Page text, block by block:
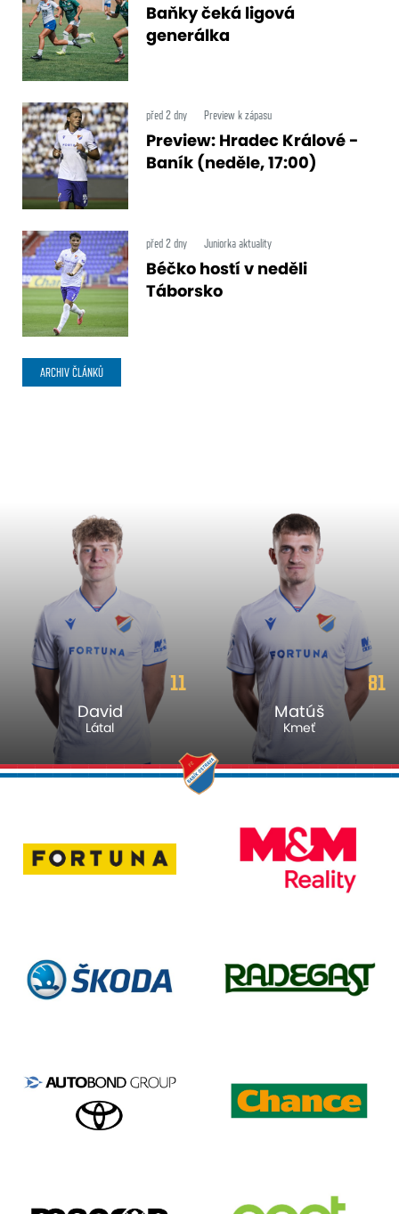
Baňky čeká ligová
generálka
před 2 dny Preview k zápasu
Preview: Hradec Králové -
Baník (neděle, 17:00)
před 2 dny Juniorka aktuality
Béčko hostí v neděli
Táborsko
ARCHIV ČLÁNKŮ
11
David
Látal
81
Matúš
Kmeť